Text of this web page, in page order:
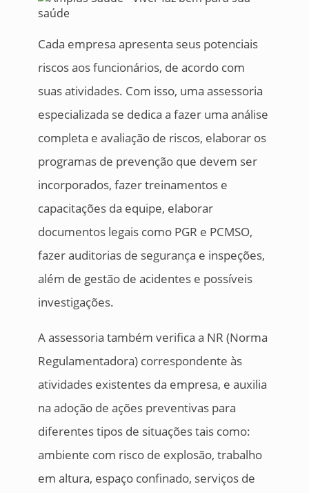
Cada empresa apresenta seus potenciais
riscos aos funcionários, de acordo com
suas atividades. Com isso, uma assessoria
especializada se dedica a fazer uma análise
completa e avaliação de riscos, elaborar os
programas de prevenção que devem ser
incorporados, fazer treinamentos e
capacitações da equipe, elaborar
documentos legais como PGR e PCMSO,
fazer auditorias de segurança e inspeções,
além de gestão de acidentes e possíveis
investigações.
A assessoria também verifica a NR (Norma
Regulamentadora) correspondente às
atividades existentes da empresa, e auxilia
na adoção de ações preventivas para
diferentes tipos de situações tais como:
ambiente com risco de explosão, trabalho
em altura, espaço confinado, serviços de